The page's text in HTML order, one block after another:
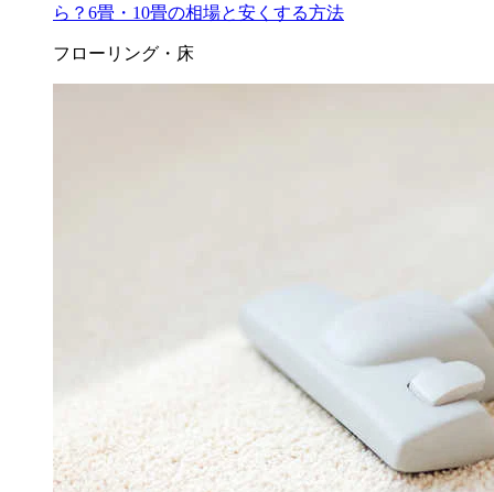
ら？6畳・10畳の相場と安くする方法
フローリング・床